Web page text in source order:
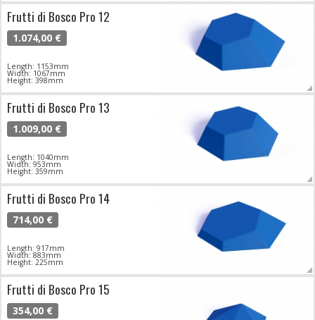
Frutti di Bosco Pro 12
1.074,00 €
Length: 1153mm
Width: 1067mm
Height: 398mm
Frutti di Bosco Pro 13
1.009,00 €
Length: 1040mm
Width: 953mm
Height: 359mm
Frutti di Bosco Pro 14
714,00 €
Length: 917mm
Width: 883mm
Height: 225mm
Frutti di Bosco Pro 15
354,00 €